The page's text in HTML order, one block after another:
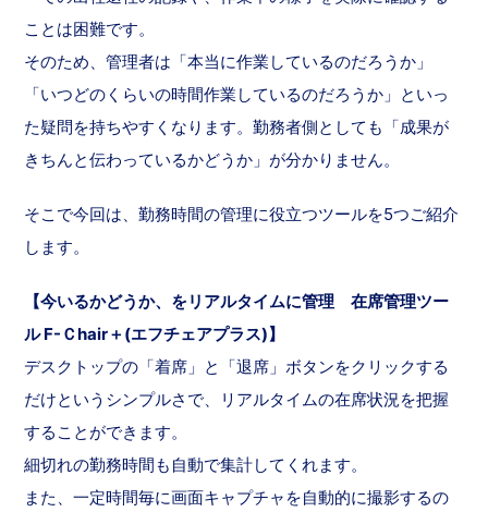
ことは困難です。
そのため、管理者は「本当に作業しているのだろうか」
「いつどのくらいの時間作業しているのだろうか」といっ
た疑問を持ちやすくなります。勤務者側としても「成果が
きちんと伝わっているかどうか」が分かりません。
そこで今回は、勤務時間の管理に役立つツールを5つご紹介
します。
【今いるかどうか、をリアルタイムに管理 在席管理ツー
ル F-Ｃhair＋(エフチェアプラス)】
デスクトップの「着席」と「退席」ボタンをクリックする
だけというシンプルさで、リアルタイムの在席状況を把握
することができます。
細切れの勤務時間も自動で集計してくれます。
また、一定時間毎に画面キャプチャを自動的に撮影するの